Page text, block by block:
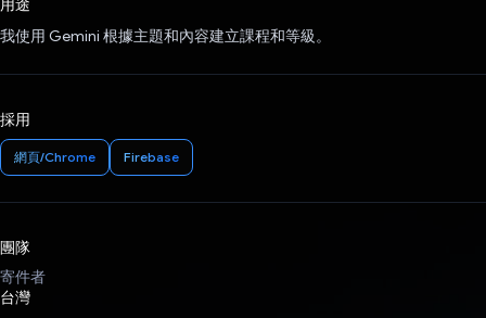
用途
我使用 Gemini 根據主題和內容建立課程和等級。
採用
網頁/Chrome Firebase
團隊
寄件者
台灣